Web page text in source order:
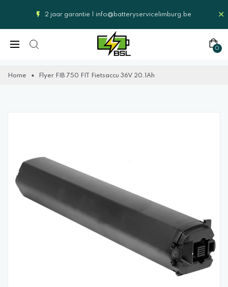
2 jaar garantie | info@batteryservicelimburg.be
0
Home Flyer FIB 750 FIT Fietsaccu 36V 20.1Ah